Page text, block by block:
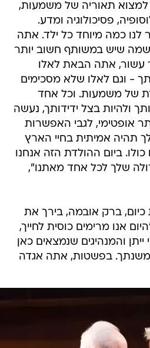
למצוא תאוריה של משמעות,
פסיכולוגיה ומדע.
לנו כמה מיוחד כל ילד. אתה
שמה שיש במשותף חשוב יותר
עשור, אתה הבאת לאלו
- וגם לאלו שלא מסכימים
של משמעות. וכל אחד
ולהיות בצל ידידותך, נעשה
אופטימי, לגבי האפשרות
תהיה אמיתית בחיי הארץ
ביום ההולדת הזה אנחנו
שלך לכל אחד מאתנו",
כיום, ברק אובמה, בירך את
אנו מרימים כוסית לחייך,
והמנהיגים שנמצאים כאן
משנתך. בפשטות, אתה אגדה